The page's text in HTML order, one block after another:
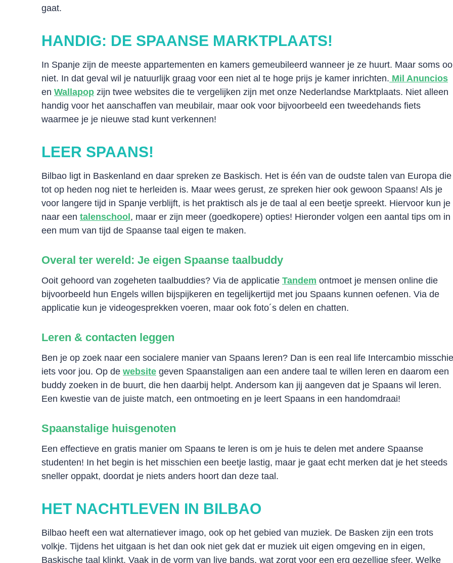
gaat.
HANDIG: DE SPAANSE MARKTPLAATS!
In Spanje zijn de meeste appartementen en kamers gemeubileerd wanneer je ze huurt. Maar soms
niet. In dat geval wil je natuurlijk graag voor een niet al te hoge prijs je kamer inrichten. Mil Anuncios
en Wallapop zijn twee websites die te vergelijken zijn met onze Nederlandse Marktplaats. Niet alleen
handig voor het aanschaffen van meubilair, maar ook voor bijvoorbeeld een tweedehands fiets
waarmee je je nieuwe stad kunt verkennen!
LEER SPAANS!
Bilbao ligt in Baskenland en daar spreken ze Baskisch. Het is één van de oudste talen van Europa die
tot op heden nog niet te herleiden is. Maar wees gerust, ze spreken hier ook gewoon Spaans! Als je
voor langere tijd in Spanje verblijft, is het praktisch als je de taal al een beetje spreekt. Hiervoor kun je
naar een talenschool , maar er zijn meer (goedkopere) opties! Hieronder volgen een aantal tips om in
een mum van tijd de Spaanse taal eigen te maken.
Overal ter wereld: Je eigen Spaanse taalbuddy
Ooit gehoord van zogeheten taalbuddies? Via de applicatie Tandem ontmoet je mensen online die
bijvoorbeeld hun Engels willen bijspijkeren en tegelijkertijd met jou Spaans kunnen oefenen. Via de
applicatie kun je videogesprekken voeren, maar ook foto´s delen en chatten.
Leren & contacten leggen
Ben je op zoek naar een socialere manier van Spaans leren? Dan is een real life Intercambio
iets voor jou. Op de website geven Spaanstaligen aan een andere taal te willen leren en daarom een
buddy zoeken in de buurt, die hen daarbij helpt. Andersom kan jij aangeven dat je Spaans wil leren.
Een kwestie van de juiste match, een ontmoeting en je leert Spaans in een handomdraai!
Spaanstalige huisgenoten
Een effectieve en gratis manier om Spaans te leren is om je huis te delen met andere Spaanse
studenten! In het begin is het misschien een beetje lastig, maar je gaat echt merken dat je het steeds
sneller oppakt, doordat je niets anders hoort dan deze taal.
HET NACHTLEVEN IN BILBAO
Bilbao heeft een wat alternatiever imago, ook op het gebied van muziek. De Basken zijn een trots
volkje. Tijdens het uitgaan is het dan ook niet gek dat er muziek uit eigen omgeving en in eigen,
Baskische taal klinkt. Vaak in de vorm van live bands, wat zorgt voor een erg gezellige sfeer. Welke